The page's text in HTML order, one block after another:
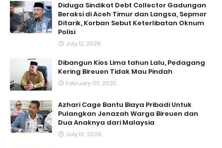
Diduga Sindikat Debt Collector Gadungan
Beraksi di Aceh Timur dan Langsa, Sepmor
Ditarik, Korban Sebut Keterlibatan Oknum
Polisi
July 12, 2026
Dibangun Kios Lima tahun Lalu, Pedagang
Kering Bireuen Tidak Mau Pindah
February 03, 2025
Azhari Cage Bantu Biaya Pribadi Untuk
Pulangkan Jenazah Warga Bireuen dan
Dua Anaknya dari Malaysia
July 10, 2026